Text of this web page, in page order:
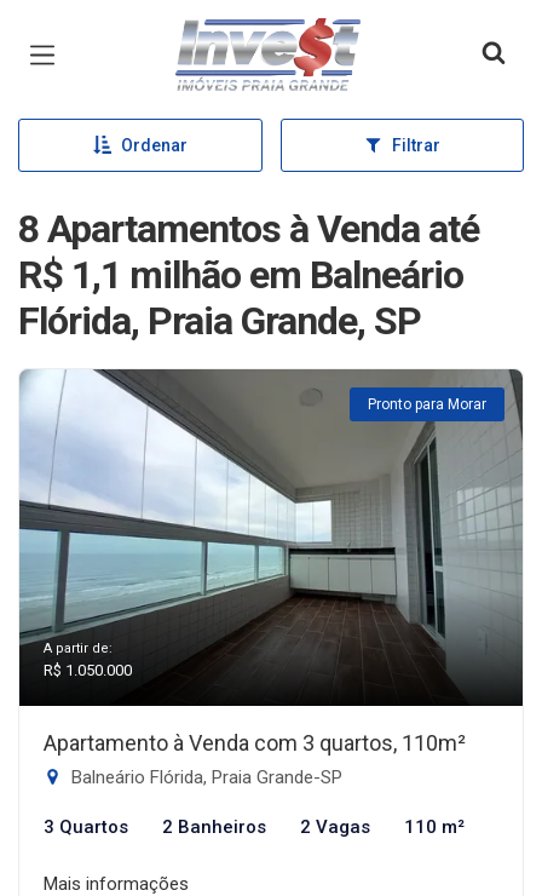
Página inicial
Ordenar Filtrar
8 Apartamentos à Venda até
R$ 1,1 milhão em Balneário
Flórida, Praia Grande, SP
Pronto para Morar
A partir de:
R$ 1.050.000
Apartamento à Venda com 3 quartos, 110m²
Balneário Flórida, Praia Grande-SP
3 Quartos 2 Banheiros 2 Vagas 110 m²
Mais informações